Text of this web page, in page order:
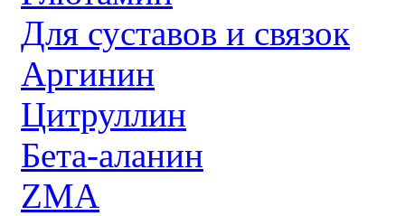
Для суставов и связок
Аргинин
Цитруллин
Бета-аланин
ZMA